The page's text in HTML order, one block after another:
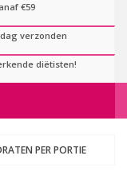
€59
verzonden
diëtisten!
PER PORTIE